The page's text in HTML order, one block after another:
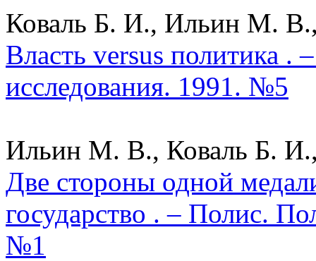
Коваль Б. И., Ильин М.
Власть versus политика .
исследования. 1991. №5
Ильин М. В., Коваль Б.
Две стороны одной
государство . – Полис.
№1